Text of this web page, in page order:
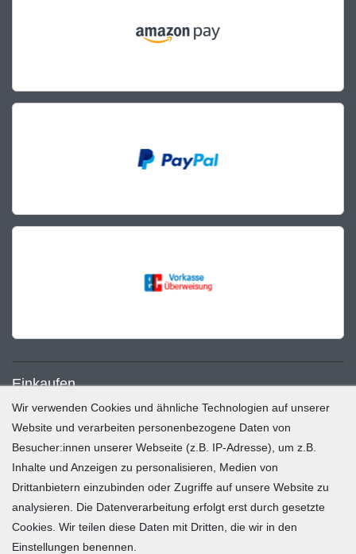
Einkaufen
Zahlung und Versand
Widerrufsrecht
Warenkorb
Zur Kasse
Mein Konto
Wir verwenden Cookies und ähnliche Technologien auf unserer
Website und verarbeiten personenbezogene Daten von
Besucher:innen unserer Webseite (z.B. IP-Adresse), um z.B.
Inhalte und Anzeigen zu personalisieren, Medien von
Drittanbietern einzubinden oder Zugriffe auf unsere Website zu
analysieren. Die Datenverarbeitung erfolgt erst durch gesetzte
Cookies. Wir teilen diese Daten mit Dritten, die wir in den
Einstellungen benennen.